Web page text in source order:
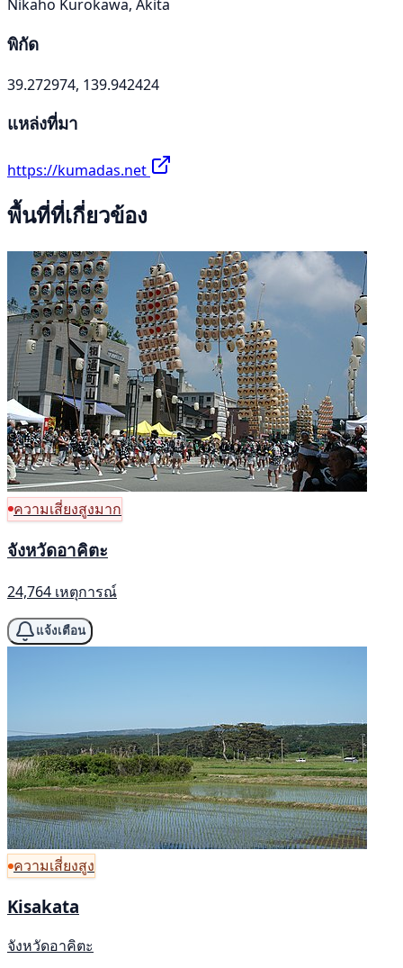
Nikaho Kurokawa, Akita
พิกัด
39.272974, 139.942424
แหล่งที่มา
https://kumadas.net
พื้นที่ที่เกี่ยวข้อง
ความเสี่ยงสูงมาก
จังหวัดอาคิตะ
24,764 เหตุการณ์
แจ้งเตือน
ความเสี่ยงสูง
Kisakata
จังหวัดอาคิตะ